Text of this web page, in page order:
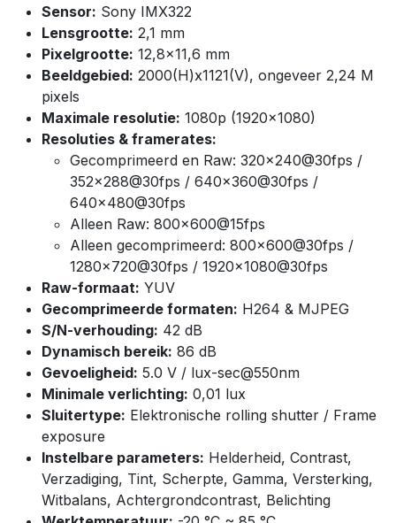
Sensor: Sony IMX322
Lensgrootte: 2,1 mm
Pixelgrootte: 12,8×11,6 mm
Beeldgebied: 2000(H)x1121(V), ongeveer 2,24 M
pixels
Maximale resolutie: 1080p (1920×1080)
Resoluties & framerates:
Gecomprimeerd en Raw: 320×240@30fps /
352×288@30fps / 640×360@30fps /
640×480@30fps
Alleen Raw: 800×600@15fps
Alleen gecomprimeerd: 800×600@30fps /
1280×720@30fps / 1920×1080@30fps
Raw-formaat: YUV
Gecomprimeerde formaten: H264 & MJPEG
S/N-verhouding: 42 dB
Dynamisch bereik: 86 dB
Gevoeligheid: 5.0 V / lux-sec@550nm
Minimale verlichting: 0,01 lux
Sluitertype: Elektronische rolling shutter / Frame
exposure
Instelbare parameters: Helderheid, Contrast,
Verzadiging, Tint, Scherpte, Gamma, Versterking,
Witbalans, Achtergrondcontrast, Belichting